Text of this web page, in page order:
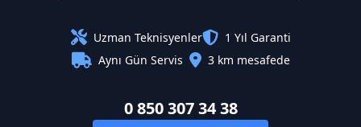
Uzman Teknisyenler
1 Yıl Garanti
Aynı Gün Servis
3 km mesafede
0 850 307 34 38